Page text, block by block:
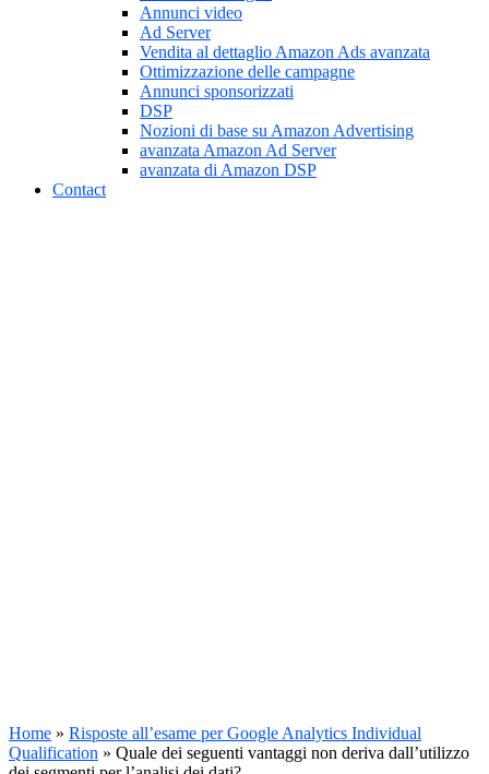
Annunci video
Ad Server
Vendita al dettaglio Amazon Ads avanzata
Ottimizzazione delle campagne
Annunci sponsorizzati
DSP
Nozioni di base su Amazon Advertising
avanzata Amazon Ad Server
avanzata di Amazon DSP
Contact
Home » Risposte all’esame per Google Analytics Individual
Qualification » Quale dei seguenti vantaggi non deriva dall’utilizzo